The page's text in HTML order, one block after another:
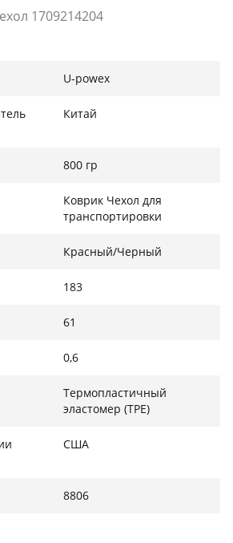
1709214204
U-powex
Китай
800 гр
Коврик Чехол для
транспортировки
Красный/Черный
183
61
0,6
Термопластичный
эластомер (TPE)
США
8806